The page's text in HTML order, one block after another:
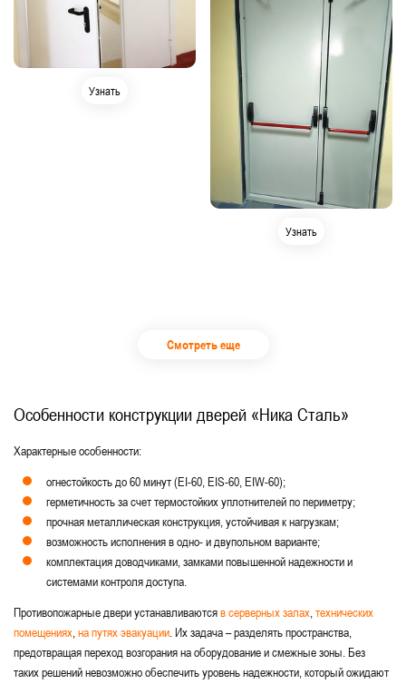
Узнать
Узнать
Смотреть еще
Особенности конструкции дверей «Ника Сталь»
Характерные особенности:
огнестойкость до 60 минут (EI-60, EIS-60, EIW-60);
герметичность за счет термостойких уплотнителей по периметру;
прочная металлическая конструкция, устойчивая к нагрузкам;
возможность исполнения в одно- и двупольном варианте;
комплектация доводчиками, замками повышенной надежности и
системами контроля доступа.
Противопожарные двери устанавливаютсяв серверных залах,технических
помещениях,на путях эвакуации. Их задача – разделять пространства,
предотвращая переход возгорания на оборудование и смежные зоны. Без
таких решений невозможно обеспечить уровень надежности, который ожидают